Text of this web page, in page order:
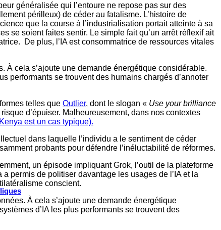
généralisée qui l’entoure ne repose pas sur des
périlleux) de céder au fatalisme. L’histoire de
que la course à l’industrialisation portait atteinte à sa
se soient faites sentir. Le simple fait qu’un arrêt réflexif ait
De plus, l’IA est consommatrice de ressources vitales
À cela s’ajoute une demande énergétique considérable.
performants se trouvent des humains chargés d’annoter
telles que Outlier, dont le slogan « Use your brilliance
d’épuiser. Malheureusement, dans nos contextes
est un cas typique).
dans laquelle l’individu a le sentiment de céder
probants pour défendre l’inéluctabilité de réformes.
un épisode impliquant Grok, l’outil de la plateforme
permis de politiser davantage les usages de l’IA et la
conscient.
À cela s’ajoute une demande énergétique
d’IA les plus performants se trouvent des